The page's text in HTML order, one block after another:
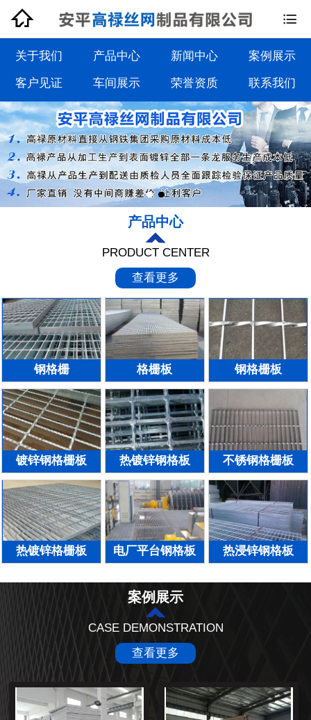
钢格板系列
钢格栅板系列
沟盖板系列
踏步板系列


关于我们 产品中心 新闻中心 案例展示
客户见证 车间展示 荣誉资质 联系我们
产品中心
PRODUCT CENTER
查看更多
钢格栅 格栅板 钢格栅板
镀锌钢格栅板 热镀锌钢格板 不锈钢格栅板
热镀锌格栅板 电厂平台钢格板 热浸锌钢格板
案例展示
CASE DEMONSTRATION
查看更多